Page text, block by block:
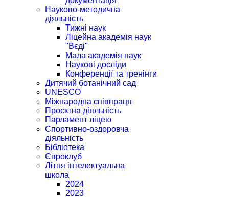
Науково-методична
діяльність
Тижні наук
Ліцейна академія наук
"Вєді"
Мала академія наук
Наукові досліди
Конференції та тренінги
Дитячий ботанічний сад
UNESCO
Міжнародна співпраця
Проєктна діяльність
Парламент ліцею
Спортивно-оздоровча
діяльність
Бібліотека
Євроклуб
Літня інтелектуальна
школа
2024
2023